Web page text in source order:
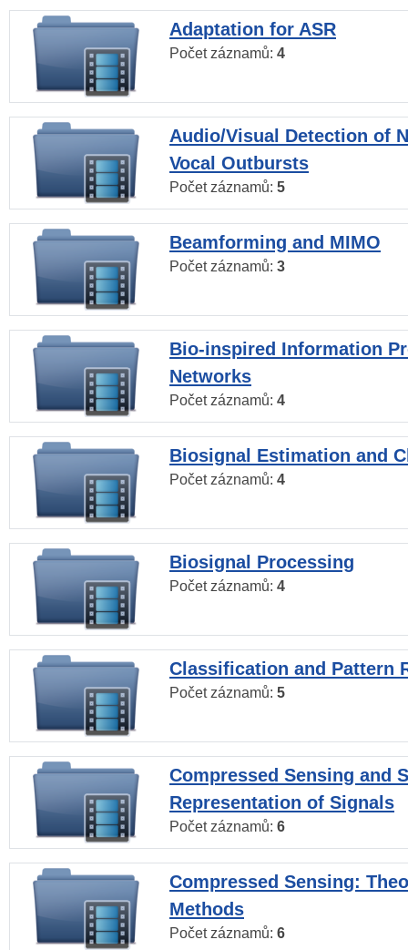
Adaptation for ASR
Počet záznamů: 4
Audio/Visual Detection of
Vocal Outbursts
Počet záznamů: 5
Beamforming and MIMO
Počet záznamů: 3
Bio-inspired Information
Networks
Počet záznamů: 4
Biosignal Estimation and
Počet záznamů: 4
Biosignal Processing
Počet záznamů: 4
Classification and Pattern
Počet záznamů: 5
Compressed Sensing and
Representation of Signals
Počet záznamů: 6
Compressed Sensing:
Methods
Počet záznamů: 6